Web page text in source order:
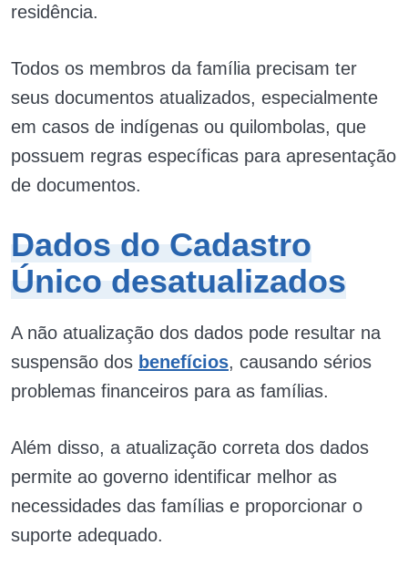
residência.
Todos os membros da família precisam ter
seus documentos atualizados, especialmente
em casos de indígenas ou quilombolas, que
possuem regras específicas para apresentação
de documentos​.
Dados do Cadastro
Único desatualizados
A não atualização dos dados pode resultar na
suspensão dos benefícios, causando sérios
problemas financeiros para as famílias.
Além disso, a atualização correta dos dados
permite ao governo identificar melhor as
necessidades das famílias e proporcionar o
suporte adequado.